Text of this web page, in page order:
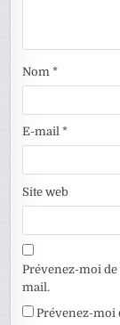
Nom*
E-mail*
Site web
Prévenez-moi
mail.
Prévenez-moi